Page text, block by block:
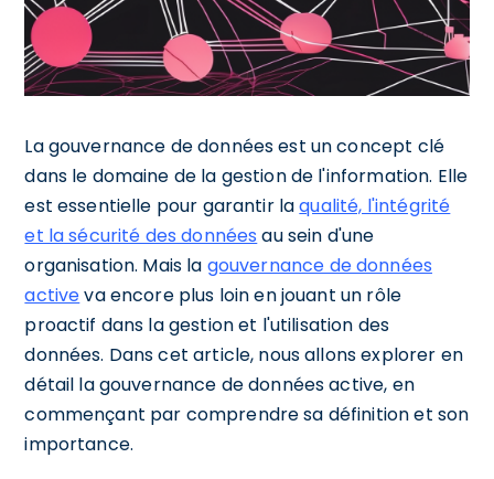
La gouvernance de données est un concept clé
dans le domaine de la gestion de l'information. Elle
est essentielle pour garantir laqualité, l'intégrité
et la sécurité des données au sein d'une
organisation. Mais la gouvernance de données
activeva encore plus loin en jouant un rôle
proactif dans la gestion et l'utilisation des
données. Dans cet article, nous allons explorer en
détail la gouvernance de données active, en
commençant par comprendre sa définition et son
importance.